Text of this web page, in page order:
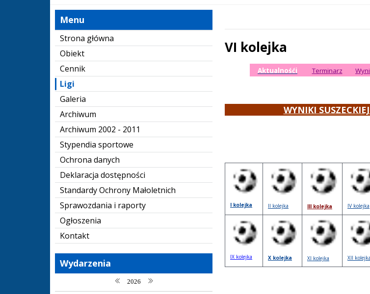
Menu
Strona główna
Obiekt
Cennik
Ligi
Galeria
Archiwum
Archiwum 2002 - 2011
Stypendia sportowe
Ochrona danych
Deklaracja dostępności
Standardy Ochrony Małoletnich
Sprawozdania i raporty
Ogłoszenia
Kontakt
Wydarzenia
poprzedni rok
2026 następny rok
VI kolejka
Aktualnośći Terminarz
WYNIKI
I kolejka II kolejka III kolejka IV kolejka
IX kolejka X kolejka XI kolejka XII kolejka